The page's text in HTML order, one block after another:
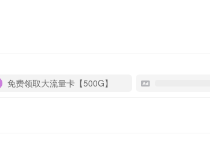
免费领取大流量卡【500G】